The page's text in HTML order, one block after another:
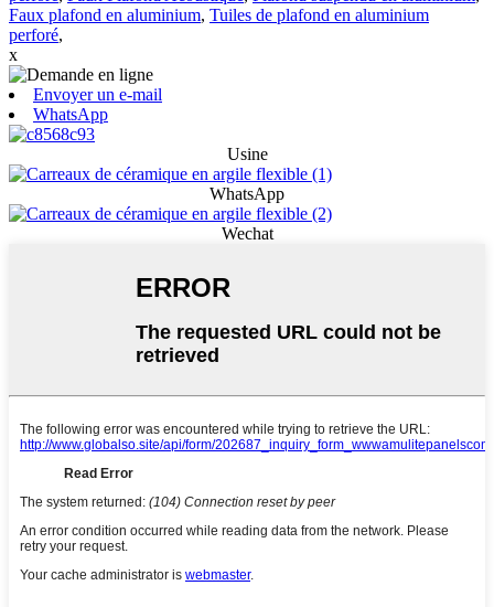
Faux plafond en aluminium, Tuiles de plafond en aluminium
perforé,
x
Envoyer un e-mail
WhatsApp
Usine
WhatsApp
Wechat